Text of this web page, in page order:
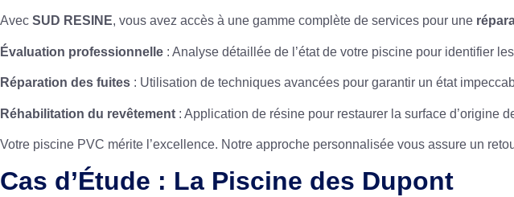
Avec SUD RESINE, vous avez accès à une gamme complète de services pour une
Évaluation professionnelle : Analyse détaillée de l’état de votre piscine pour identifier
Réparation des fuites : Utilisation de techniques avancées pour garantir un état
Réhabilitation du revêtement : Application de résine pour restaurer la surface d’origine
Votre piscine PVC mérite l’excellence. Notre approche personnalisée vous assure un
Cas d’Étude : La Piscine des Dupont